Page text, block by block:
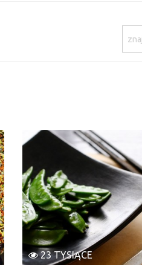
23 TYSIĄCE